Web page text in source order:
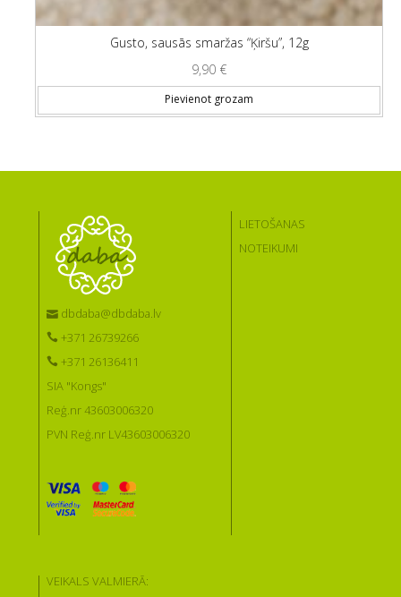
Gusto, sausās smaržas “Ķiršu”, 12g
9,90 €
Pievienot grozam
dbdaba@dbdaba.lv
+371 26739266
+371 26136411
SIA "Kongs"
Reģ.nr 43603006320
PVN Reģ.nr LV43603006320
LIETOŠANAS
NOTEIKUMI
VEIKALS VALMIERĀ: